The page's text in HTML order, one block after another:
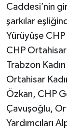
Caddesi’nin
şarkılar
Yürüyüşe
CHP
Trabzon
Ortahisar
Özkan, CHP
Çavuşoğlu,
Yardımcıları